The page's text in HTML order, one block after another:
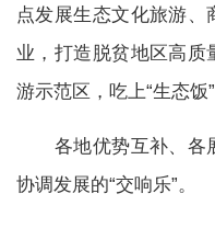
点发展生态文化旅游
业，打造脱贫地区高质
游示范区，吃上“生态饭”
各地优势互补、各
协调发展的“交响乐”。